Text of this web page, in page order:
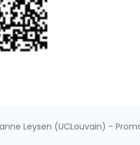
Leysen (UCLouvain) -